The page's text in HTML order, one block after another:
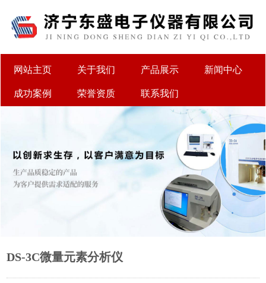
网站主页 关于我们 产品展示 新闻中心
成功案例 荣誉资质 联系我们
DS-3C微量元素分析仪